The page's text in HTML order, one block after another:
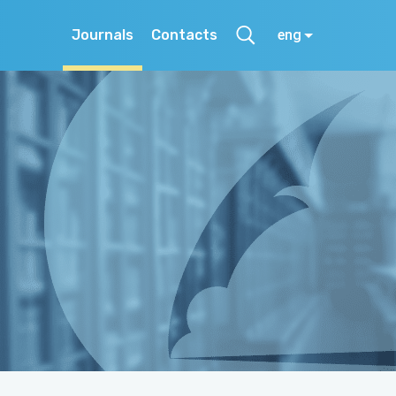
Journals Contacts eng